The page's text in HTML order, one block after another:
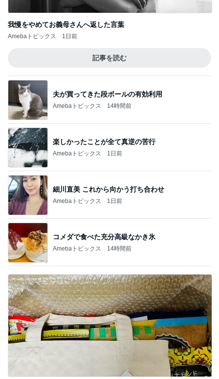
我慢をやめてお義母さんへ返した言葉
Amebaトピックス 1日前
記事を読む
夫が買ってきた段ボールの有効利用
Amebaトピックス 14時間前
楽しかったことが全て真逆の苦行
Amebaトピックス 1日前
細川直美 これから向かう打ち合わせ
Amebaトピックス 1日前
コメダで食べた充分高級なかき氷
Amebaトピックス 14時間前